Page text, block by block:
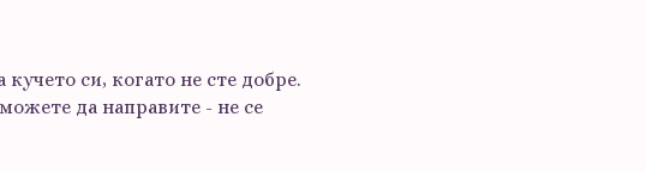
си, когато не сте добре.
да направите - не се